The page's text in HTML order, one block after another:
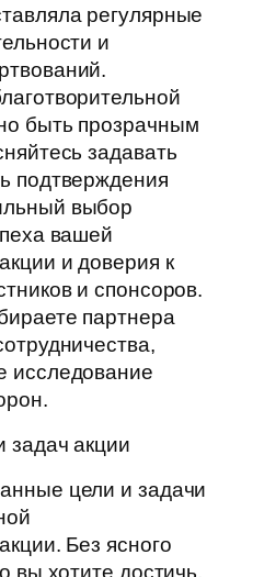
регулярные
и
быть прозрачным
задавать
подтверждения
выбор
вашей
и доверия к
и спонсоров.
партнера
исследование
задач акции
цели и задачи
Без ясного
вы хотите достичь,